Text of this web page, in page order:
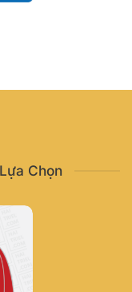
Chọn